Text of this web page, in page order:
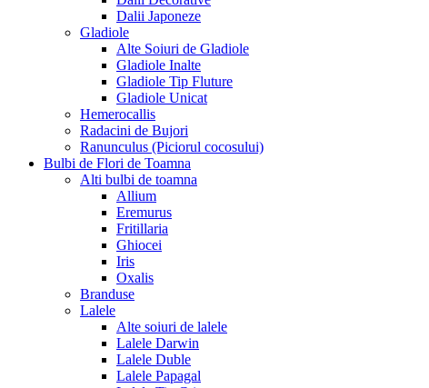
Dalii Japoneze
Gladiole
Alte Soiuri de Gladiole
Gladiole Inalte
Gladiole Tip Fluture
Gladiole Unicat
Hemerocallis
Radacini de Bujori
Ranunculus (Piciorul cocosului)
Bulbi de Flori de Toamna
Alti bulbi de toamna
Allium
Eremurus
Fritillaria
Ghiocei
Iris
Oxalis
Branduse
Lalele
Alte soiuri de lalele
Lalele Darwin
Lalele Duble
Lalele Papagal